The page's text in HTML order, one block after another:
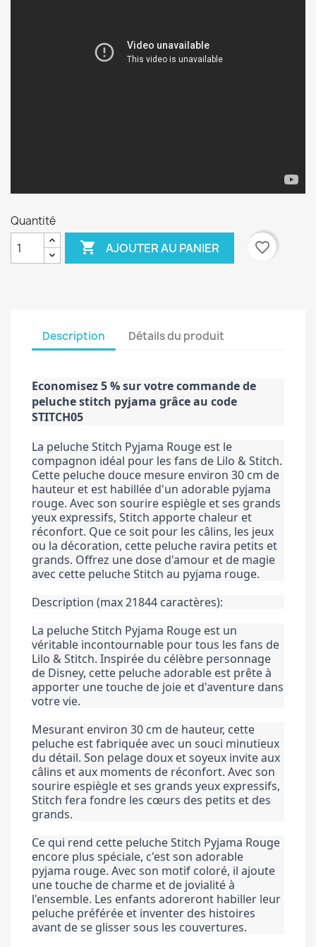
Quantité
 AJOUTER AU PANIER favorite_border
Description Détails du produit
Economisez 5 % sur votre commande de
peluche stitch pyjama grâce au code
STITCH05
La peluche Stitch Pyjama Rouge est le
compagnon idéal pour les fans de Lilo & Stitch.
Cette peluche douce mesure environ 30 cm de
hauteur et est habillée d'un adorable pyjama
rouge. Avec son sourire espiègle et ses grands
yeux expressifs, Stitch apporte chaleur et
réconfort. Que ce soit pour les câlins, les jeux
ou la décoration, cette peluche ravira petits et
grands. Offrez une dose d'amour et de magie
avec cette peluche Stitch au pyjama rouge.
Description (max 21844 caractères):
La peluche Stitch Pyjama Rouge est un
véritable incontournable pour tous les fans de
Lilo & Stitch. Inspirée du célèbre personnage
de Disney, cette peluche adorable est prête à
apporter une touche de joie et d'aventure dans
votre vie.
Mesurant environ 30 cm de hauteur, cette
peluche est fabriquée avec un souci minutieux
du détail. Son pelage doux et soyeux invite aux
câlins et aux moments de réconfort. Avec son
sourire espiègle et ses grands yeux expressifs,
Stitch fera fondre les cœurs des petits et des
grands.
Ce qui rend cette peluche Stitch Pyjama Rouge
encore plus spéciale, c'est son adorable
pyjama rouge. Avec son motif coloré, il ajoute
une touche de charme et de jovialité à
l'ensemble. Les enfants adoreront habiller leur
peluche préférée et inventer des histoires
avant de se glisser sous les couvertures.